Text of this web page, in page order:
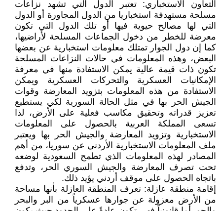
التعاون الاستخباري: تعتبر الدول التي تشهد نزاعات
مسلحة مستهدفة استخباريا من الدول المجاورة أو الدول
التي لها مصالح حيوية فيها أو تلك الدول التي تكون
معرضة للخطر من دخول الجماعات المسلحة لأراضيها،
كما إن دول الجوار تمتلك معلومات استخبارية عن بعضها
البعض، وهذه المعلومات في حالات النزاعات المسلحة
تكون ذات قيمة عالية يمكن الاستفادة منها في معرفة
الإمكانيات العسكرية والتحركات العسكرية ويمكن
الاستفادة من هذه المعلومات بتزويد المعارضة وقوات
الجيش الحر بها في مثل الحالة السورية لكي يستطيع
تعزيز قدراته وتحقيق مكاسب فعلية على الأرض، لذا
تسعى المملكة العربية بالحصول على المعلومات
الاستخبارية وتزويد المعارضة والجيش الحر بها ويعتبر
ملف المعلومات الاستخبارية الأردني عن سوريا، من أهم
المصادر لهذه المعلومات الذي تطمح السعودية لوضعه
تحت تصرف المعارضة والجيش السوري الحر، وتدفع
باتجاه الحصول على موقف أردني يؤيد ذلك.
إقامة منطقة عازلة: تعرف المنطقة العازلة بأنها مساحة
من الأرض معزولة عن جوارها عسكرياً من البر والبحر